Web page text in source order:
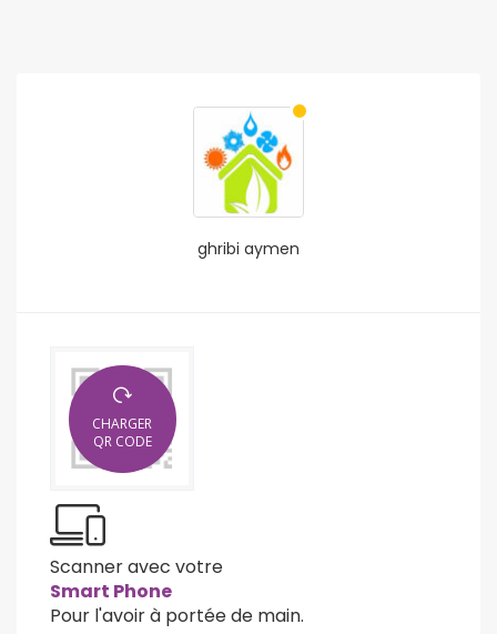
ghribi aymen
CHARGER
QR CODE
Scanner avec votre
Smart Phone
Pour l'avoir à portée de main.